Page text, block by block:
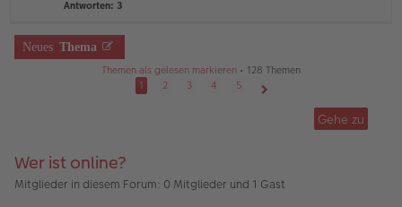
g
tr
a
el
e
n
er
te
n
g
tr
a
g
Antworten: 3
Neues Thema
Themen als gelesen markieren • 128 Themen
1
2 3 4
5
Gehe zu
Wer ist online?
Mitglieder in diesem Forum: 0 Mitglieder und 1 Gast